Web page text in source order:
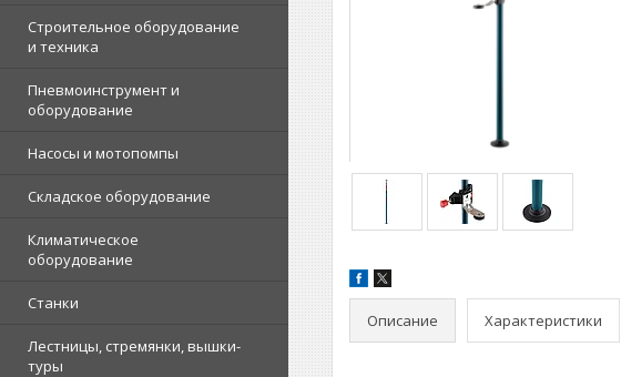
Строительное оборудование
и техника
Пневмоинструмент и
оборудование
Насосы и мотопомпы
Складское оборудование
Климатическое
оборудование
Станки
Лестницы, стремянки, вышки-
туры
Описание Характеристики